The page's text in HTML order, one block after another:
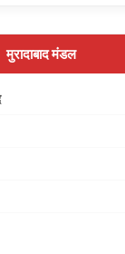
मुरादाबाद मंडल